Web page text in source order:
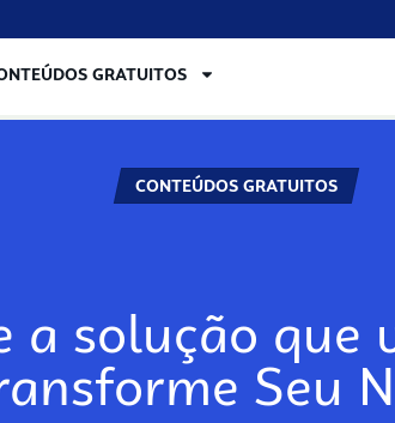
GRATUITOS
CONTEÚDOS GRATUITOS
a solução que
Seu